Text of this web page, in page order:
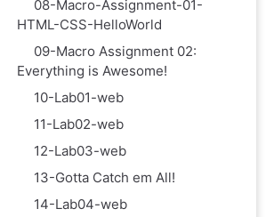
08-Macro-Assignment-01-
HTML-CSS-HelloWorld
09-Macro Assignment 02:
Everything is Awesome!
10-Lab01-web
11-Lab02-web
12-Lab03-web
13-Gotta Catch em All!
14-Lab04-web